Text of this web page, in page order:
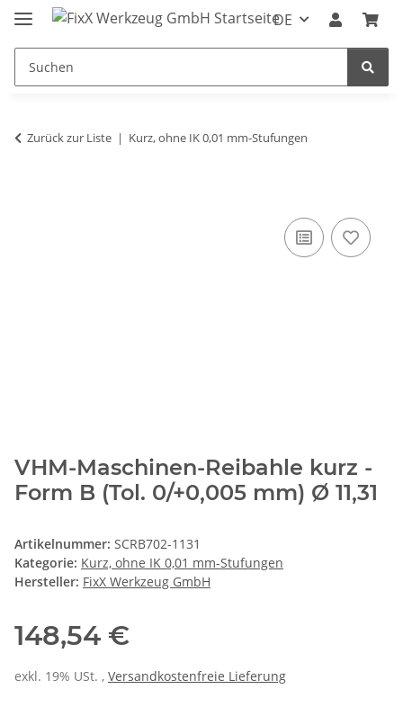
DE
Zurück zur Liste Kurz, ohne IK 0,01 mm-Stufungen
VHM-Maschinen-Reibahle kurz -
Form B (Tol. 0/+0,005 mm) Ø 11,31
Artikelnummer: SCRB702-1131
Kategorie: Kurz, ohne IK 0,01 mm-Stufungen
Hersteller: FixX Werkzeug GmbH
148,54 €
exkl. 19% USt. , Versandkostenfreie Lieferung